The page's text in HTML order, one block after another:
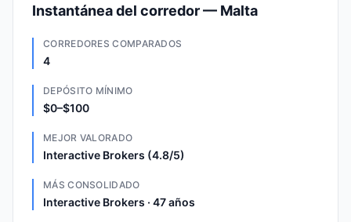
Instantánea del corredor — Malta
CORREDORES COMPARADOS
4
DEPÓSITO MÍNIMO
$0–$100
MEJOR VALORADO
Interactive Brokers (4.8/5)
MÁS CONSOLIDADO
Interactive Brokers · 47 años